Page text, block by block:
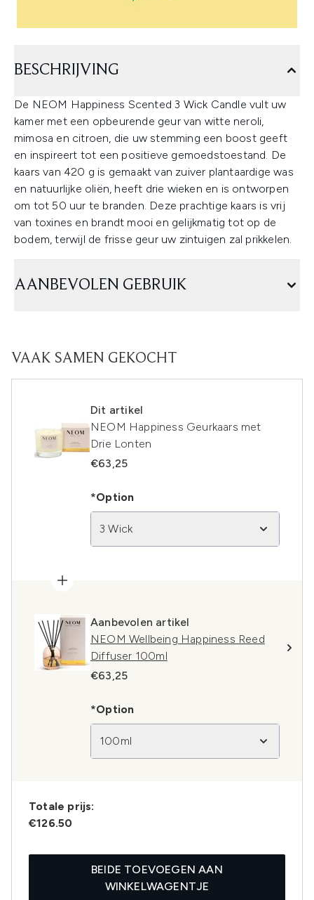
BESCHRIJVING
De NEOM Happiness Scented 3 Wick Candle vult uw
kamer met een opbeurende geur van witte neroli,
mimosa en citroen, die uw stemming een boost geeft
en inspireert tot een positieve gemoedstoestand. De
kaars van 420 g is gemaakt van zuiver plantaardige was
en natuurlijke oliën, heeft drie wieken en is ontworpen
om tot 50 uur te branden. Deze prachtige kaars is vrij
van toxines en brandt mooi en gelijkmatig tot op de
bodem, terwijl de frisse geur uw zintuigen zal prikkelen.
AANBEVOLEN GEBRUIK
VAAK SAMEN GEKOCHT
Dit artikel
NEOM Happiness Geurkaars met
Drie Lonten
€63,25
*Option
3 Wick
Aanbevolen artikel
NEOM Wellbeing Happiness Reed
Diffuser 100ml
€63,25
*Option
100ml
Totale prijs:
€126.50
BEIDE TOEVOEGEN AAN
WINKELWAGENTJE